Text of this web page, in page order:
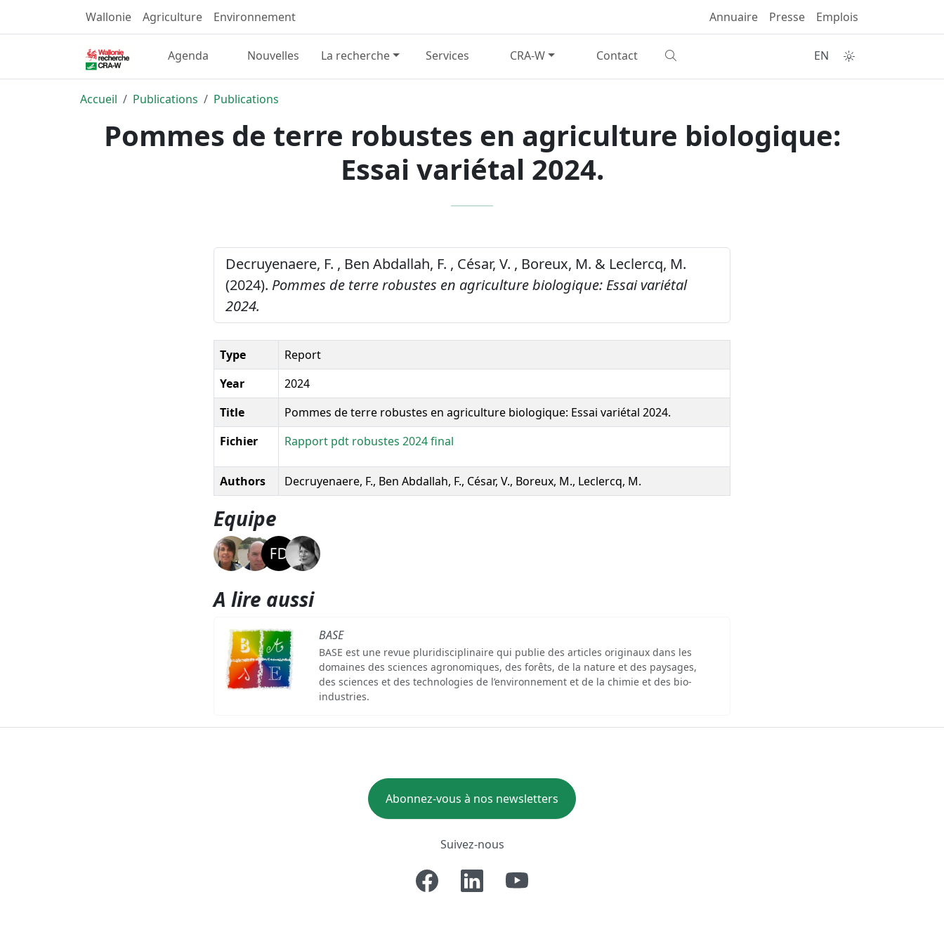
Wallonie Agriculture Environnement Annuaire Presse Emplois
Agenda Nouvelles La recherche Services CRA-W Contact EN
Accueil Publications Publications
Pommes de terre robustes en agriculture biologique:
Essai variétal 2024.
Decruyenaere, F. , Ben Abdallah, F. , César, V. , Boreux, M. & Leclercq, M.
(2024). Pommes de terre robustes en agriculture biologique: Essai variétal
2024.
Type
Report
Year
2024
Title
Pommes de terre robustes en agriculture biologique: Essai variétal 2024.
Fichier
Rapport pdt robustes 2024 final
Authors Decruyenaere, F., Ben Abdallah, F., César, V., Boreux, M., Leclercq, M.
Equipe
A lire aussi
BASE
BASE est une revue pluridisciplinaire qui publie des articles originaux dans les
domaines des sciences agronomiques, des forêts, de la nature et des paysages,
des sciences et des technologies de l’environnement et de la chimie et des bio-
industries.
Abonnez-vous à nos newsletters
Suivez-nous